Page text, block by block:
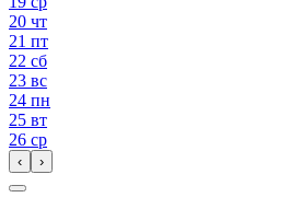
20 чт
21 пт
22 сб
23 вс
24 пн
25 вт
26 ср
‹ ›